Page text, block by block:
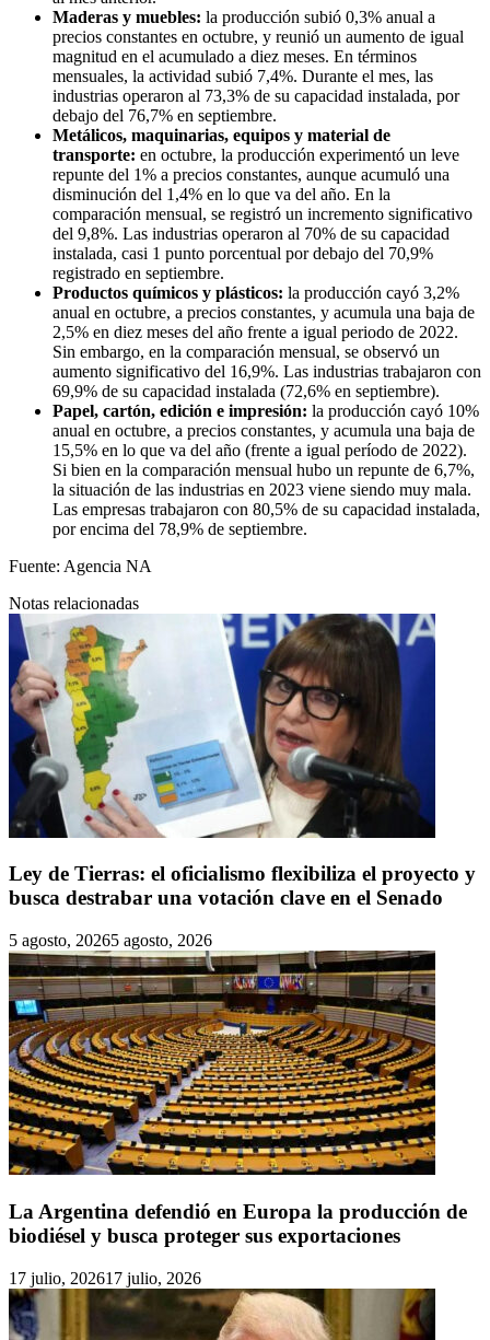
Maderas y muebles: la producción subió 0,3% anual a
precios constantes en octubre, y reunió un aumento de igual
magnitud en el acumulado a diez meses. En términos
mensuales, la actividad subió 7,4%. Durante el mes, las
industrias operaron al 73,3% de su capacidad instalada, por
debajo del 76,7% en septiembre.
Metálicos, maquinarias, equipos y material de
transporte: en octubre, la producción experimentó un leve
repunte del 1% a precios constantes, aunque acumuló una
disminución del 1,4% en lo que va del año. En la
comparación mensual, se registró un incremento significativo
del 9,8%. Las industrias operaron al 70% de su capacidad
instalada, casi 1 punto porcentual por debajo del 70,9%
registrado en septiembre.
Productos químicos y plásticos: la producción cayó 3,2%
anual en octubre, a precios constantes, y acumula una baja de
2,5% en diez meses del año frente a igual periodo de 2022.
Sin embargo, en la comparación mensual, se observó un
aumento significativo del 16,9%. Las industrias trabajaron con
69,9% de su capacidad instalada (72,6% en septiembre).
Papel, cartón, edición e impresión: la producción cayó 10%
anual en octubre, a precios constantes, y acumula una baja de
15,5% en lo que va del año (frente a igual período de 2022).
Si bien en la comparación mensual hubo un repunte de 6,7%,
la situación de las industrias en 2023 viene siendo muy mala.
Las empresas trabajaron con 80,5% de su capacidad instalada,
por encima del 78,9% de septiembre.
Fuente: Agencia NA
Notas relacionadas
Ley de Tierras: el oficialismo flexibiliza el proyecto y
busca destrabar una votación clave en el Senado
5 agosto, 20265 agosto, 2026
La Argentina defendió en Europa la producción de
biodiésel y busca proteger sus exportaciones
17 julio, 202617 julio, 2026